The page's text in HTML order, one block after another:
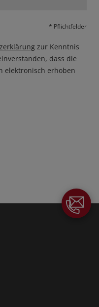
* Pflichtfelder
zur Kenntnis
dass die
elektronisch erhoben